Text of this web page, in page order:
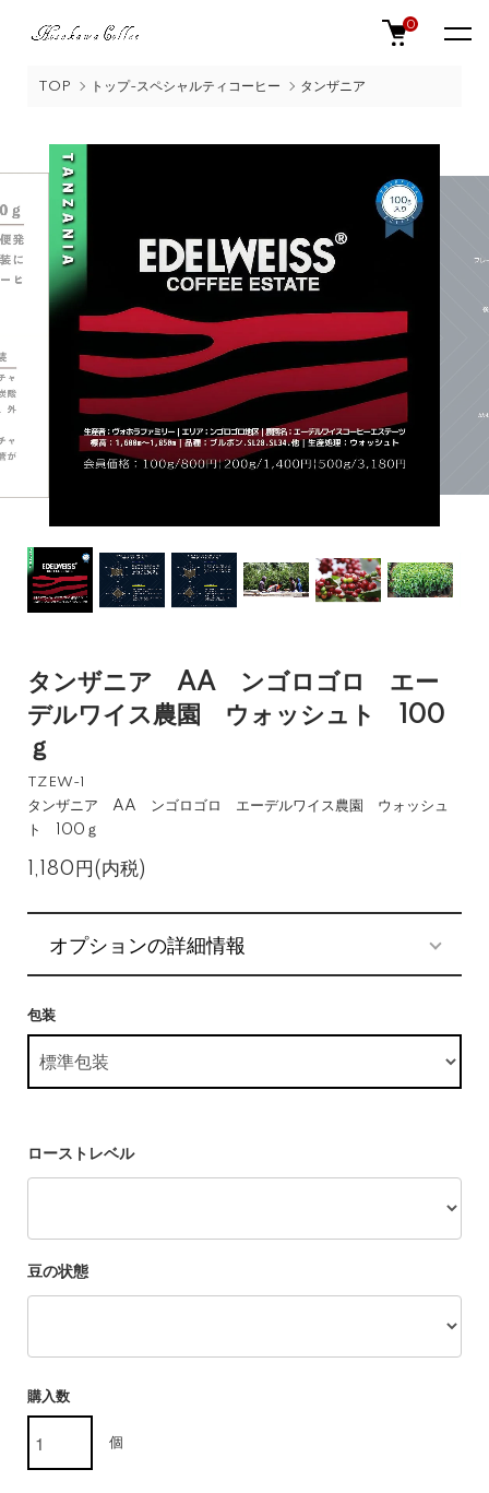
0
TOP トップ-スペシャルティコーヒー タンザニア
タンザニア AA ンゴロゴロ エー
デルワイス農園 ウォッシュト 100
ｇ
TZEW-1
タンザニア AA ンゴロゴロ エーデルワイス農園 ウォッシュ
ト 100ｇ
1,180円(内税)
オプションの詳細情報
包装
ローストレベル
豆の状態
購入数
個